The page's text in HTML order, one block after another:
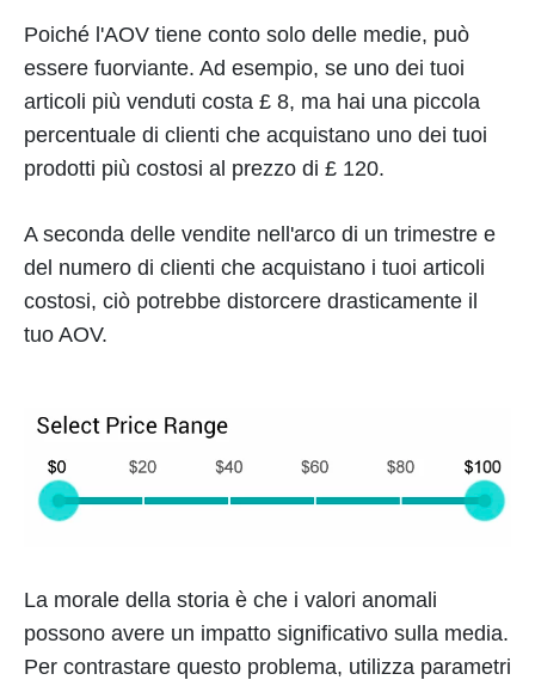
Poiché l'AOV tiene conto solo delle medie, può
essere fuorviante. Ad esempio, se uno dei tuoi
articoli più venduti costa £ 8, ma hai una piccola
percentuale di clienti che acquistano uno dei tuoi
prodotti più costosi al prezzo di £ 120.
A seconda delle vendite nell'arco di un trimestre e
del numero di clienti che acquistano i tuoi articoli
costosi, ciò potrebbe distorcere drasticamente il
tuo AOV.
La morale della storia è che i valori anomali
possono avere un impatto significativo sulla media.
Per contrastare questo problema, utilizza parametri